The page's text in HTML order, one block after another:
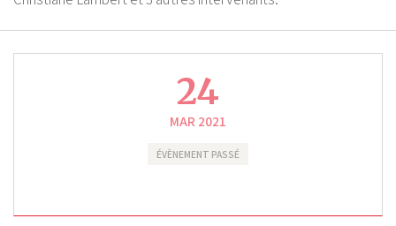
24
MAR 2021
ÉVÈNEMENT PASSÉ